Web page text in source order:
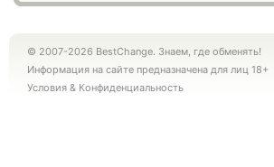
© 2007-2026 BestChange. Знаем, где обменять!
Информация на сайте предназначена для лиц 18+
Условия & Конфиденциальность